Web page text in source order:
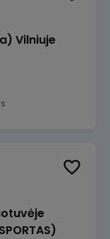
Vilniuje